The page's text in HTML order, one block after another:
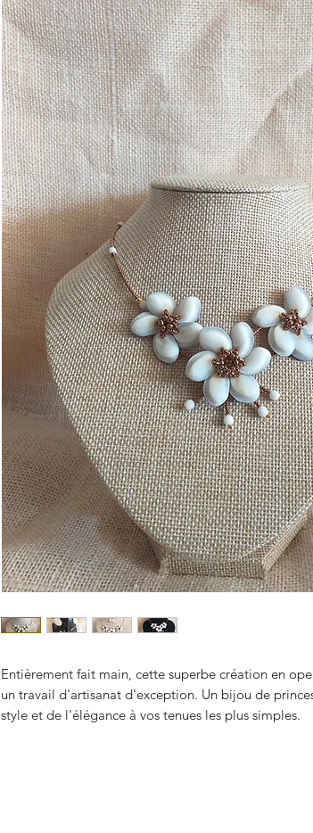
Entièrement fait main, cette superbe création en
un travail d'artisanat d'exception. Un bijou de
style et de l'élégance à vos tenues les plus simples.